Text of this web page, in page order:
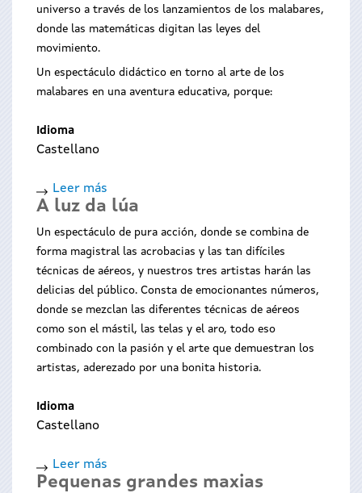
universo a través de los lanzamientos de los malabares,
donde las matemáticas digitan las leyes del
movimiento.
Un espectáculo didáctico en torno al arte de los
malabares en una aventura educativa, porque:
Idioma
Castellano
Leer más
Con
ciencias
Malabar
A luz da lúa
Un espectáculo de pura acción, donde se combina de
forma magistral las acrobacias y las tan difíciles
técnicas de aéreos, y nuestros tres artistas harán las
delicias del público. Consta de emocionantes números,
donde se mezclan las diferentes técnicas de aéreos
como son el mástil, las telas y el aro, todo eso
combinado con la pasión y el arte que demuestran los
artistas, aderezado por una bonita historia.
Idioma
Castellano
Leer más
A
Pequenas grandes maxias